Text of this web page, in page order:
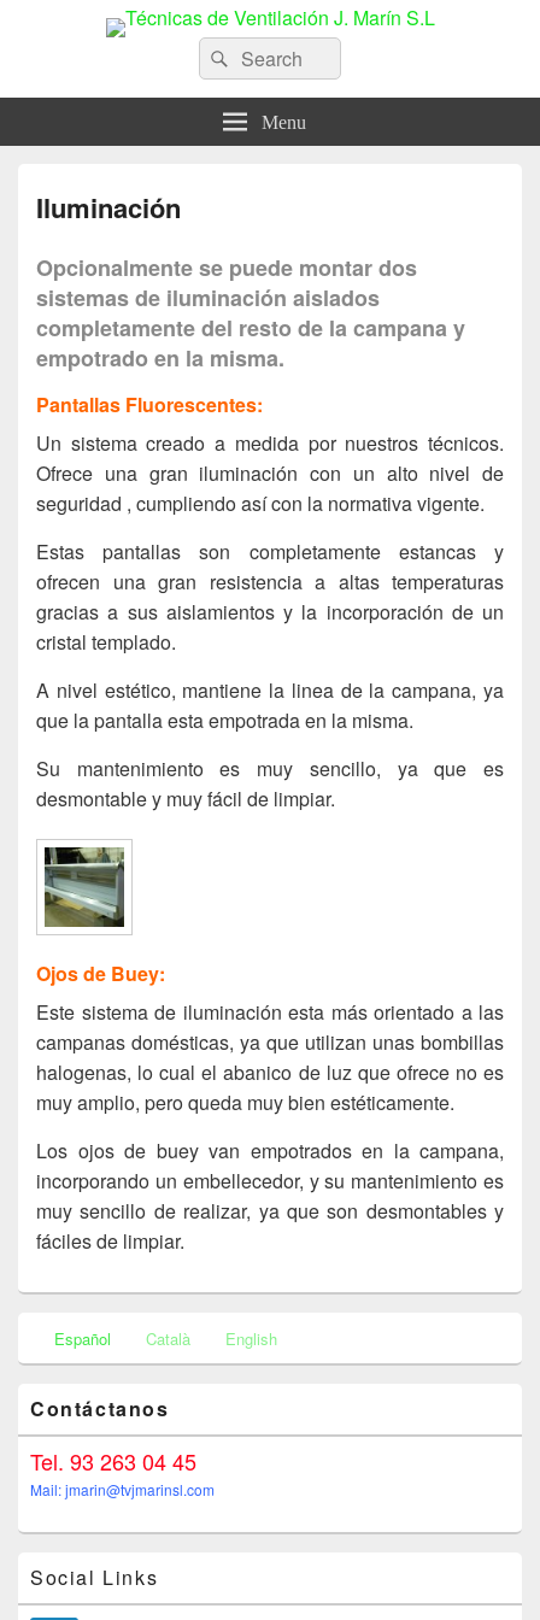
Técnicas de Ventilación J. Marín
S.L
Search
for:
Search
Menu
Iluminación
Opcionalmente se puede montar dos
sistemas de iluminación aislados
completamente del resto de la campana y
empotrado en la misma.
Pantallas Fluorescentes:
Un sistema creado a medida por nuestros técnicos.
Ofrece una gran iluminación con un alto nivel de
seguridad , cumpliendo así con la normativa vigente.
Estas pantallas son completamente estancas y
ofrecen una gran resistencia a altas temperaturas
gracias a sus aislamientos y la incorporación de un
cristal templado.
A nivel estético, mantiene la linea de la campana, ya
que la pantalla esta empotrada en la misma.
Su mantenimiento es muy sencillo, ya que es
desmontable y muy fácil de limpiar.
Ojos de Buey:
Este sistema de iluminación esta más orientado a las
campanas domésticas, ya que utilizan unas bombillas
halogenas, lo cual el abanico de luz que ofrece no es
muy amplio, pero queda muy bien estéticamente.
Los ojos de buey van empotrados en la campana,
incorporando un embellecedor, y su mantenimiento es
muy sencillo de realizar, ya que son desmontables y
fáciles de limpiar.
Sidebar
Widget
Español Català English
Contáctanos
Tel. 93 263 04 45
Mail: jmarin@tvjmarinsl.com
Social Links